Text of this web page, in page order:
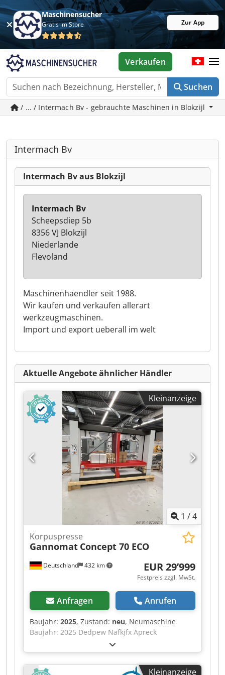
Maschinensucher
Gratis im Store Zur App
Suchen
Verkaufen
/ ... / Intermach Bv - gebrauchte Maschinen in Blokzijl
Intermach Bv
Intermach Bv aus Blokzijl
Maschinenhaendler seit 1988.
Wir kaufen und verkaufen allerart
werkzeugmaschinen.
Import und export ueberall im welt
Intermach Bv
Scheepsdiep 5b
8356 VJ Blokzijl
Niederlande
Flevoland
Aktuelle Angebote ähnlicher Händler
Kleinanzeige
1 /4
Deutschland 432 km
Korpuspresse
Gannomat Concept 70 ECO
EUR 29’999
Festpreis zzgl. MwSt.
Anfragen Anrufen
Baujahr: 2025, Zustand: neu, Neumaschine
Baujahr: 2025 Dedpew Nafkjfx Apreck
Ausstattung und technische Daten: komplett in
Standardausführung mit: Stabiler,
verwindungsfreier Rahmen aus Stahl, in
Kleinanzeige